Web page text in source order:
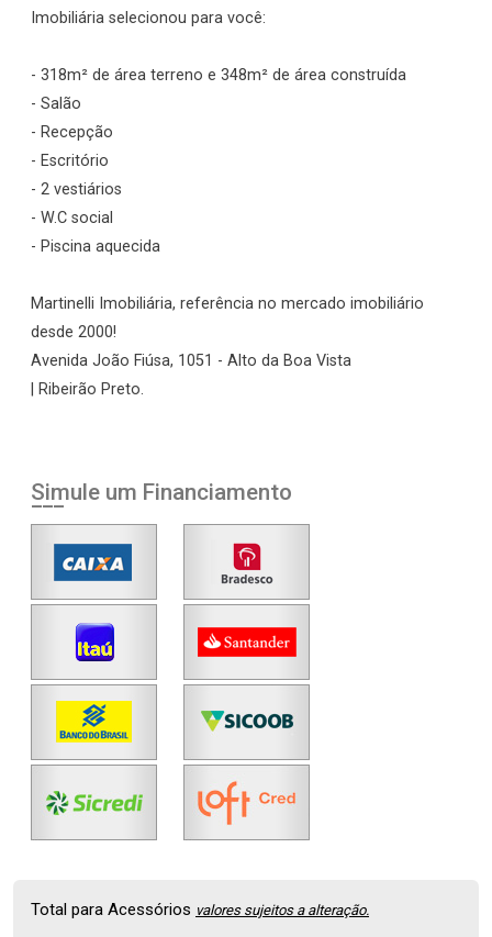
Imobiliária selecionou para você:
- 318m² de área terreno e 348m² de área construída
- Salão
- Recepção
- Escritório
- 2 vestiários
- W.C social
- Piscina aquecida
Martinelli Imobiliária, referência no mercado imobiliário
desde 2000!
Avenida João Fiúsa, 1051 - Alto da Boa Vista
| Ribeirão Preto.
Simule um Financiamento
Total para Acessórios valores sujeitos a alteração.